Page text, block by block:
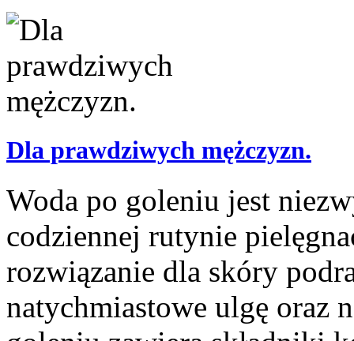
Dla prawdziwych mężczyzn.
Woda po goleniu jest
codziennej rutynie
rozwiązanie dla skóry
natychmiastowe ulgę oraz